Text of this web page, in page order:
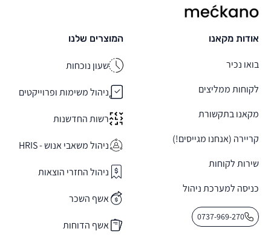
מקאנו
אודות מקאנו
בואו נכיר
לקוחות ממליצים
מקאנו בתקשורת
קריירה (אנחנו מגייסים!)
שירות לקוחות
כניסה למערכת ניהול
0737-969-270
המוצרים שלנו
שעון נוכחות
ניהול משימות ופרוייקטים
רשות החדשנות
ניהול משאבי אנוש - HRIS
ניהול החזרי הוצאות
אשף השכר
אשף הדוחות